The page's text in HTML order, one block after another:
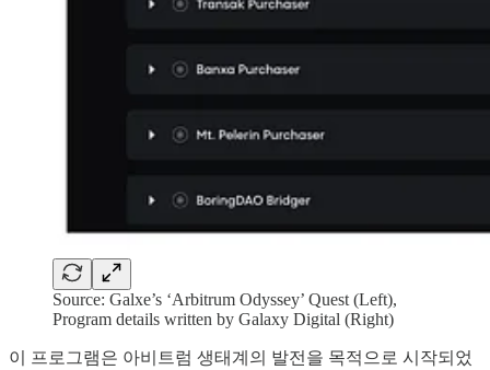
Source: Galxe’s ‘Arbitrum Odyssey’ Quest (Left),
Program details written by Galaxy Digital (Right)
이 프로그램은 아비트럼 생태계의 발전을 목적으로 시작되었